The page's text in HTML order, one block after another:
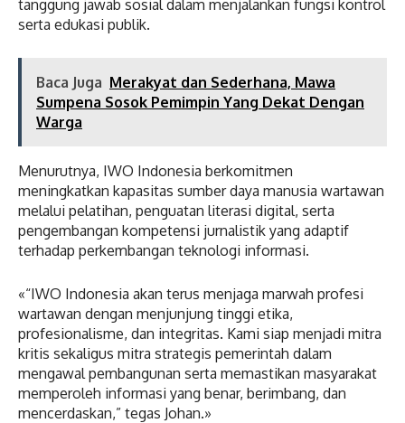
tanggung jawab sosial dalam menjalankan fungsi kontrol
serta edukasi publik.
Baca Juga Merakyat dan Sederhana, Mawa
Sumpena Sosok Pemimpin Yang Dekat Dengan
Warga
Menurutnya, IWO Indonesia berkomitmen
meningkatkan kapasitas sumber daya manusia wartawan
melalui pelatihan, penguatan literasi digital, serta
pengembangan kompetensi jurnalistik yang adaptif
terhadap perkembangan teknologi informasi.
«“IWO Indonesia akan terus menjaga marwah profesi
wartawan dengan menjunjung tinggi etika,
profesionalisme, dan integritas. Kami siap menjadi mitra
kritis sekaligus mitra strategis pemerintah dalam
mengawal pembangunan serta memastikan masyarakat
memperoleh informasi yang benar, berimbang, dan
mencerdaskan,” tegas Johan.»